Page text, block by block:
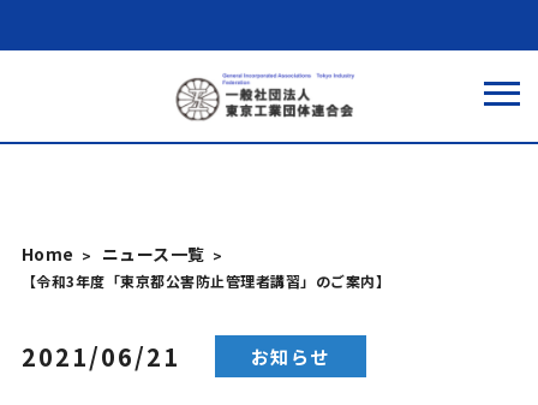
Home ニュース一覧
【令和3年度「東京都公害防止管理者講習」のご案内】
2021/06/21 お知らせ